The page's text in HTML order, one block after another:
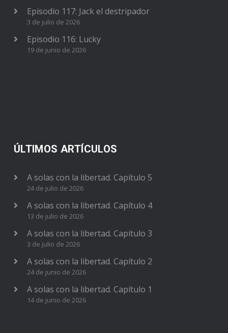
Episodio 117: Jack el destripador
3 de julio de 2026
Episodio 116: Lucky
19 de junio de 2026
ÚLTIMOS ARTÍCULOS
A solas con la libertad. Capítulo 5
24 de julio de 2026
A solas con la libertad. Capítulo 4
13 de julio de 2026
A solas con la libertad. Capítulo 3
3 de julio de 2026
A solas con la libertad. Capítulo 2
24 de junio de 2026
A solas con la libertad. Capítulo 1
14 de junio de 2026